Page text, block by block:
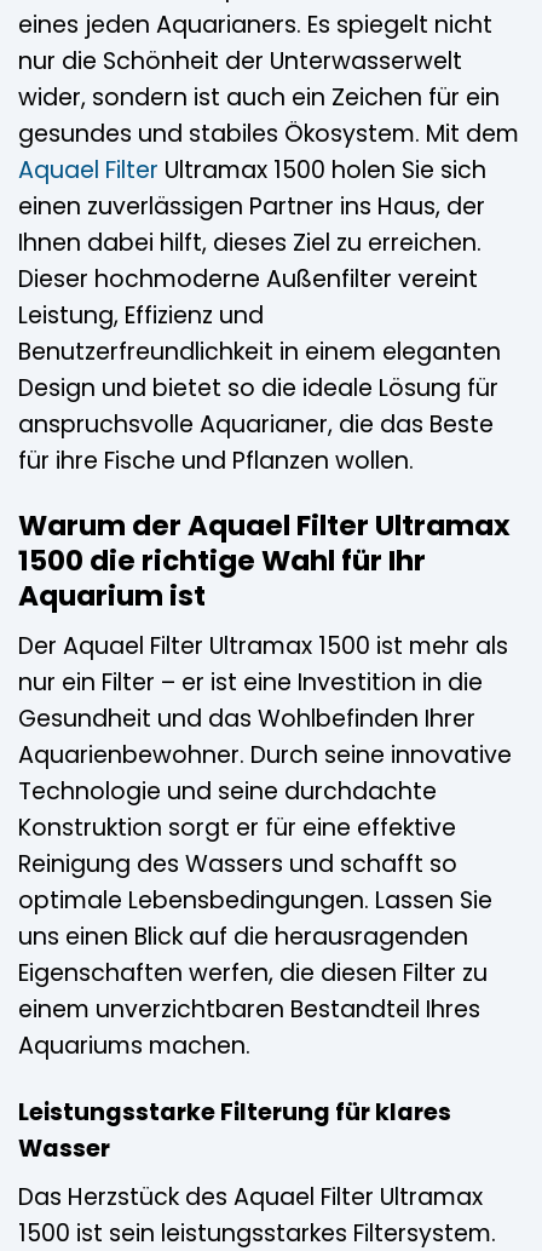
eines jeden Aquarianers. Es spiegelt nicht
nur die Schönheit der Unterwasserwelt
wider, sondern ist auch ein Zeichen für ein
gesundes und stabiles Ökosystem. Mit dem
Aquael Filter Ultramax 1500 holen Sie sich
einen zuverlässigen Partner ins Haus, der
Ihnen dabei hilft, dieses Ziel zu erreichen.
Dieser hochmoderne Außenfilter vereint
Leistung, Effizienz und
Benutzerfreundlichkeit in einem eleganten
Design und bietet so die ideale Lösung für
anspruchsvolle Aquarianer, die das Beste
für ihre Fische und Pflanzen wollen.
Warum der Aquael Filter Ultramax
1500 die richtige Wahl für Ihr
Aquarium ist
Der Aquael Filter Ultramax 1500 ist mehr als
nur ein Filter – er ist eine Investition in die
Gesundheit und das Wohlbefinden Ihrer
Aquarienbewohner. Durch seine innovative
Technologie und seine durchdachte
Konstruktion sorgt er für eine effektive
Reinigung des Wassers und schafft so
optimale Lebensbedingungen. Lassen Sie
uns einen Blick auf die herausragenden
Eigenschaften werfen, die diesen Filter zu
einem unverzichtbaren Bestandteil Ihres
Aquariums machen.
Leistungsstarke Filterung für klares
Wasser
Das Herzstück des Aquael Filter Ultramax
1500 ist sein leistungsstarkes Filtersystem.